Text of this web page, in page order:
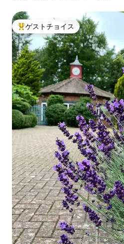
大好評のゲストチョイスです。
ゲストチョイス